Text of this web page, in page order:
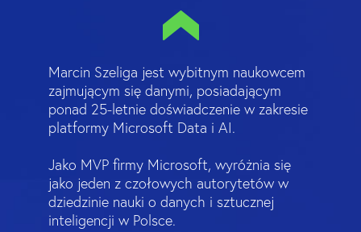
Marcin Szeliga jest wybitnym naukowcem
zajmującym się danymi, posiadającym
ponad 25-letnie doświadczenie w zakresie
platformy Microsoft Data i AI.
Jako MVP firmy Microsoft, wyróżnia się
jako jeden z czołowych autorytetów w
dziedzinie nauki o danych i sztucznej
inteligencji w Polsce.